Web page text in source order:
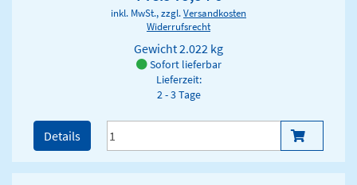
inkl. MwSt., zzgl.Versandkosten
Widerrufsrecht
Gewicht2.022 kg
Sofort lieferbar
Lieferzeit:
2 - 3 Tage
Details